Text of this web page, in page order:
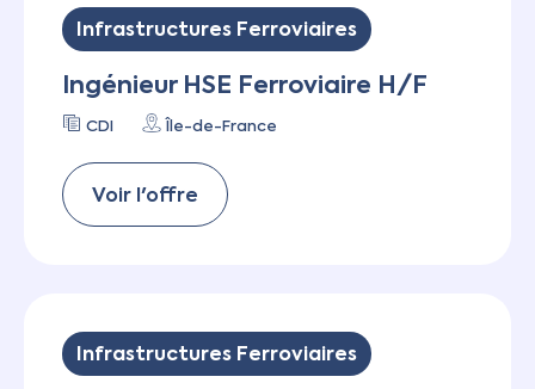
Infrastructures Ferroviaires
Ingénieur HSE Ferroviaire H/F
CDI Île-de-France
Voir l'offre
Infrastructures Ferroviaires